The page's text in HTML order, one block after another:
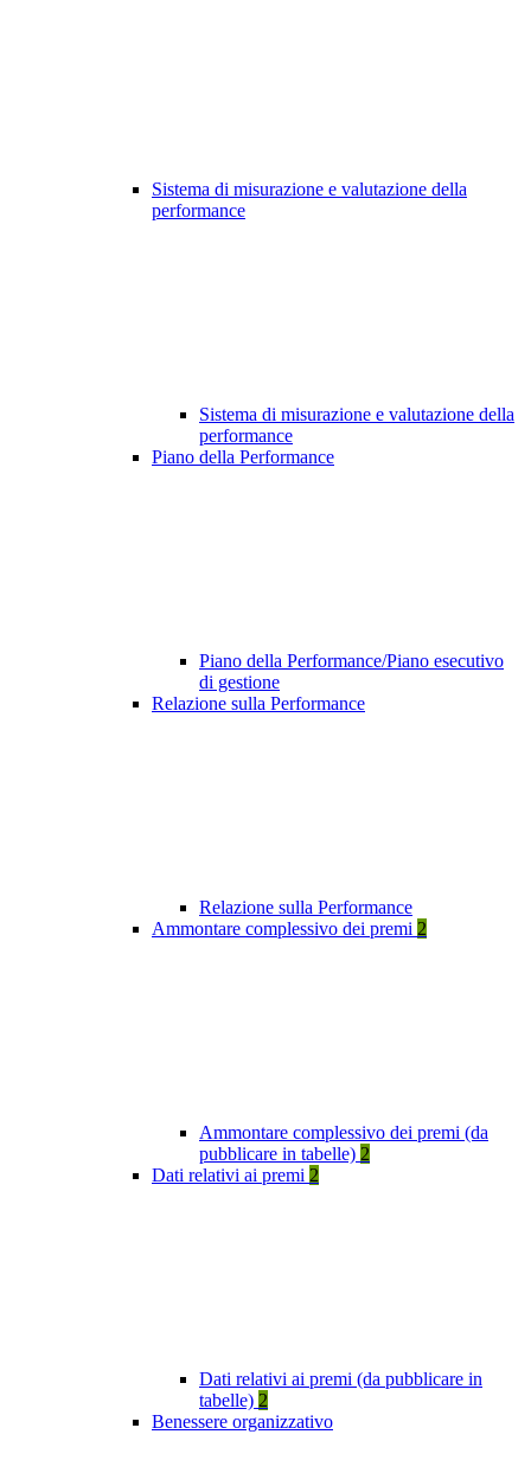
Sistema di misurazione e valutazione della
performance
Sistema di misurazione e valutazione della
performance
Piano della Performance
Piano della Performance/Piano esecutivo
di gestione
Relazione sulla Performance
Relazione sulla Performance
Ammontare complessivo dei premi 2
Ammontare complessivo dei premi (da
pubblicare in tabelle) 2
Dati relativi ai premi 2
Dati relativi ai premi (da pubblicare in
tabelle) 2
Benessere organizzativo